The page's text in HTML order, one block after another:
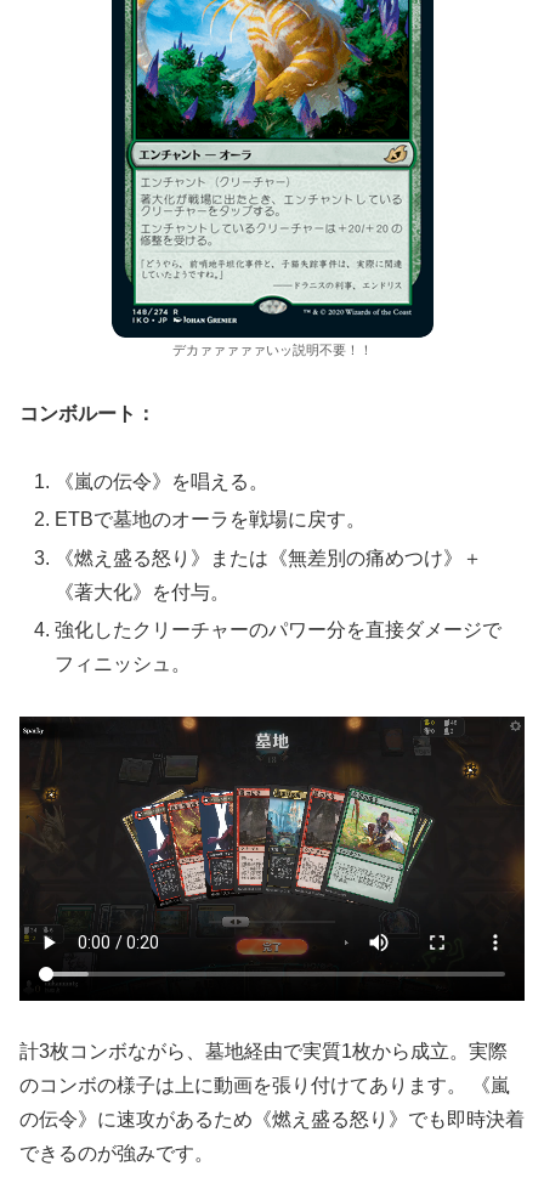
デカァァァァァいッ説明不要！！
コンボルート：
《嵐の伝令》を唱える。
ETBで墓地のオーラを戦場に戻す。
《燃え盛る怒り》または《無差別の痛めつけ》＋
《著大化》を付与。
強化したクリーチャーのパワー分を直接ダメージで
フィニッシュ。
計3枚コンボながら、墓地経由で実質1枚から成立。実際
のコンボの様子は上に動画を張り付けてあります。 《嵐
の伝令》に速攻があるため《燃え盛る怒り》でも即時決着
できるのが強みです。